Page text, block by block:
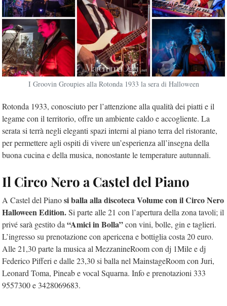
I Groovin Groupies alla Rotonda 1933 la sera di Halloween
Rotonda 1933, conosciuto per l’attenzione alla qualità dei piatti e il
legame con il territorio, offre un ambiente caldo e accogliente. La
serata si terrà negli eleganti spazi interni al piano terra del ristorante,
per permettere agli ospiti di vivere un’esperienza all’insegna della
buona cucina e della musica, nonostante le temperature autunnali.
Il Circo Nero a Castel del Piano
A Castel del Pianosi balla alla discoteca Volume con il Circo Nero
Halloween Edition.Si parte alle 21 con l’apertura della zona tavoli; il
privé sarà gestito da “Amici in Bolla”con vini, bolle, gin e taglieri.
L’ingresso su prenotazione con apericena e bottiglia costa 20 euro.
Alle 21,30 parte la musica al MezzanineRoom con dj 1Mile e dj
Federico Pifferi e dalle 23,30 si balla nel MainstageRoom con Juri,
Leonard Toma, Pineab e vocal Squarna. Info e prenotazioni 333
9557300 e 3428069683.